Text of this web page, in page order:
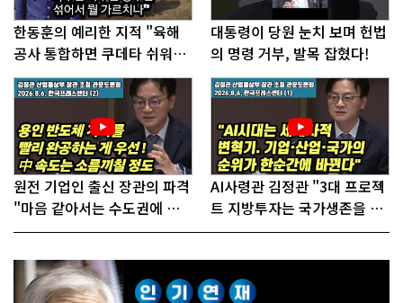
한동훈의 예리한 지적 "육해
공사 통합하면 쿠데타 쉬워진
다"
대통령이 당원 눈치 보며 헌법
의 명령 거부, 발목 잡혔다!
원전 기업인 출신 장관의 파격
"마음 같아서는 수도권에 원
전 짓고싶다"
AI사령관 김정관 "3대 프로젝
트 지방투자는 국가생존을 건
대전략"